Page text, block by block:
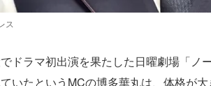
ス
ドラマ初出演を果たした日曜劇場「ノ
いたというMCの博多華丸は、体格が